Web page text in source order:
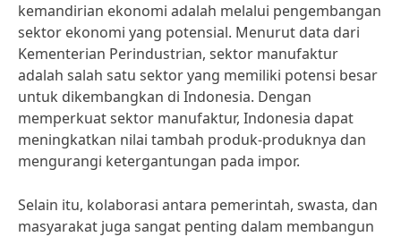
kemandirian ekonomi adalah melalui pengembangan
sektor ekonomi yang potensial. Menurut data dari
Kementerian Perindustrian, sektor manufaktur
adalah salah satu sektor yang memiliki potensi besar
untuk dikembangkan di Indonesia. Dengan
memperkuat sektor manufaktur, Indonesia dapat
meningkatkan nilai tambah produk-produknya dan
mengurangi ketergantungan pada impor.
Selain itu, kolaborasi antara pemerintah, swasta, dan
masyarakat juga sangat penting dalam membangun